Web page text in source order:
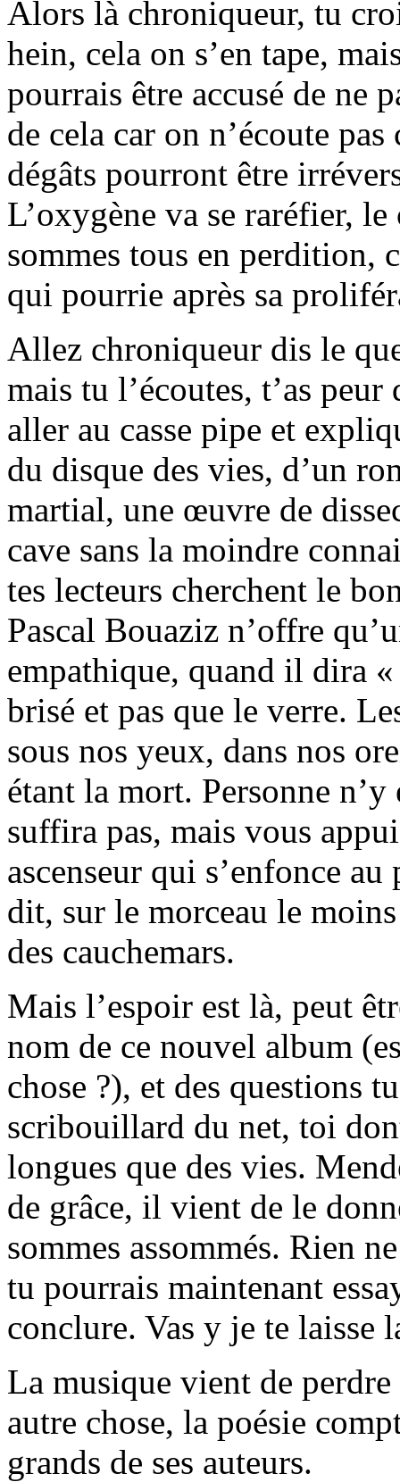
Alors là chroniqueur, tu
hein, cela on s’en tape,
pourrais être accusé de ne
de cela car on n’écoute
dégâts pourront être
L’oxygène va se raréfier,
sommes tous en perdition,
qui pourrie après sa
Allez chroniqueur dis le
mais tu l’écoutes, t’as
aller au casse pipe et
du disque des vies, d’un
martial, une œuvre de
cave sans la moindre
tes lecteurs cherchent le
Pascal Bouaziz n’offre
empathique, quand il dira
brisé et pas que le verre.
sous nos yeux, dans nos
étant la mort. Personne
suffira pas, mais vous
ascenseur qui s’enfonce
dit, sur le morceau le
des cauchemars.
Mais l’espoir est là, peut
nom de ce nouvel album
chose ?), et des questions
scribouillard du net, toi
longues que des vies.
de grâce, il vient de le
sommes assommés. Rien
tu pourrais maintenant
conclure. Vas y je te laisse
La musique vient de
autre chose, la poésie
grands de ses auteurs.